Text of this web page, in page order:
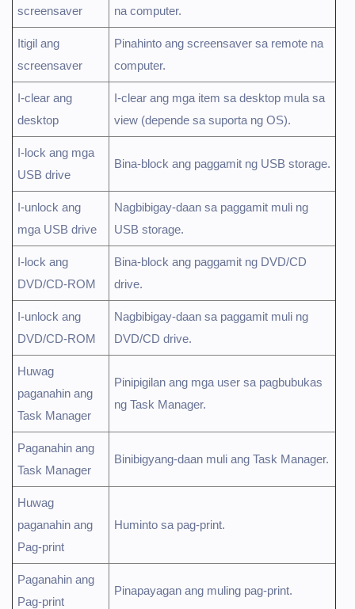
screensaver
na computer.
Itigil ang
screensaver
Pinahinto ang screensaver sa remote na
computer.
I-clear ang
desktop
I-clear ang mga item sa desktop mula sa
view (depende sa suporta ng OS).
I-lock ang mga
USB drive
Bina-block ang paggamit ng USB storage.
I-unlock ang
mga USB drive
Nagbibigay-daan sa paggamit muli ng
USB storage.
I-lock ang
DVD/CD-ROM
Bina-block ang paggamit ng DVD/CD
drive.
I-unlock ang
DVD/CD-ROM
Nagbibigay-daan sa paggamit muli ng
DVD/CD drive.
Huwag
paganahin ang
Task Manager
Pinipigilan ang mga user sa pagbubukas
ng Task Manager.
Paganahin ang
Task Manager
Binibigyang-daan muli ang Task Manager.
Huwag
paganahin ang
Pag-print
Huminto sa pag-print.
Paganahin ang
Pag-print
Pinapayagan ang muling pag-print.